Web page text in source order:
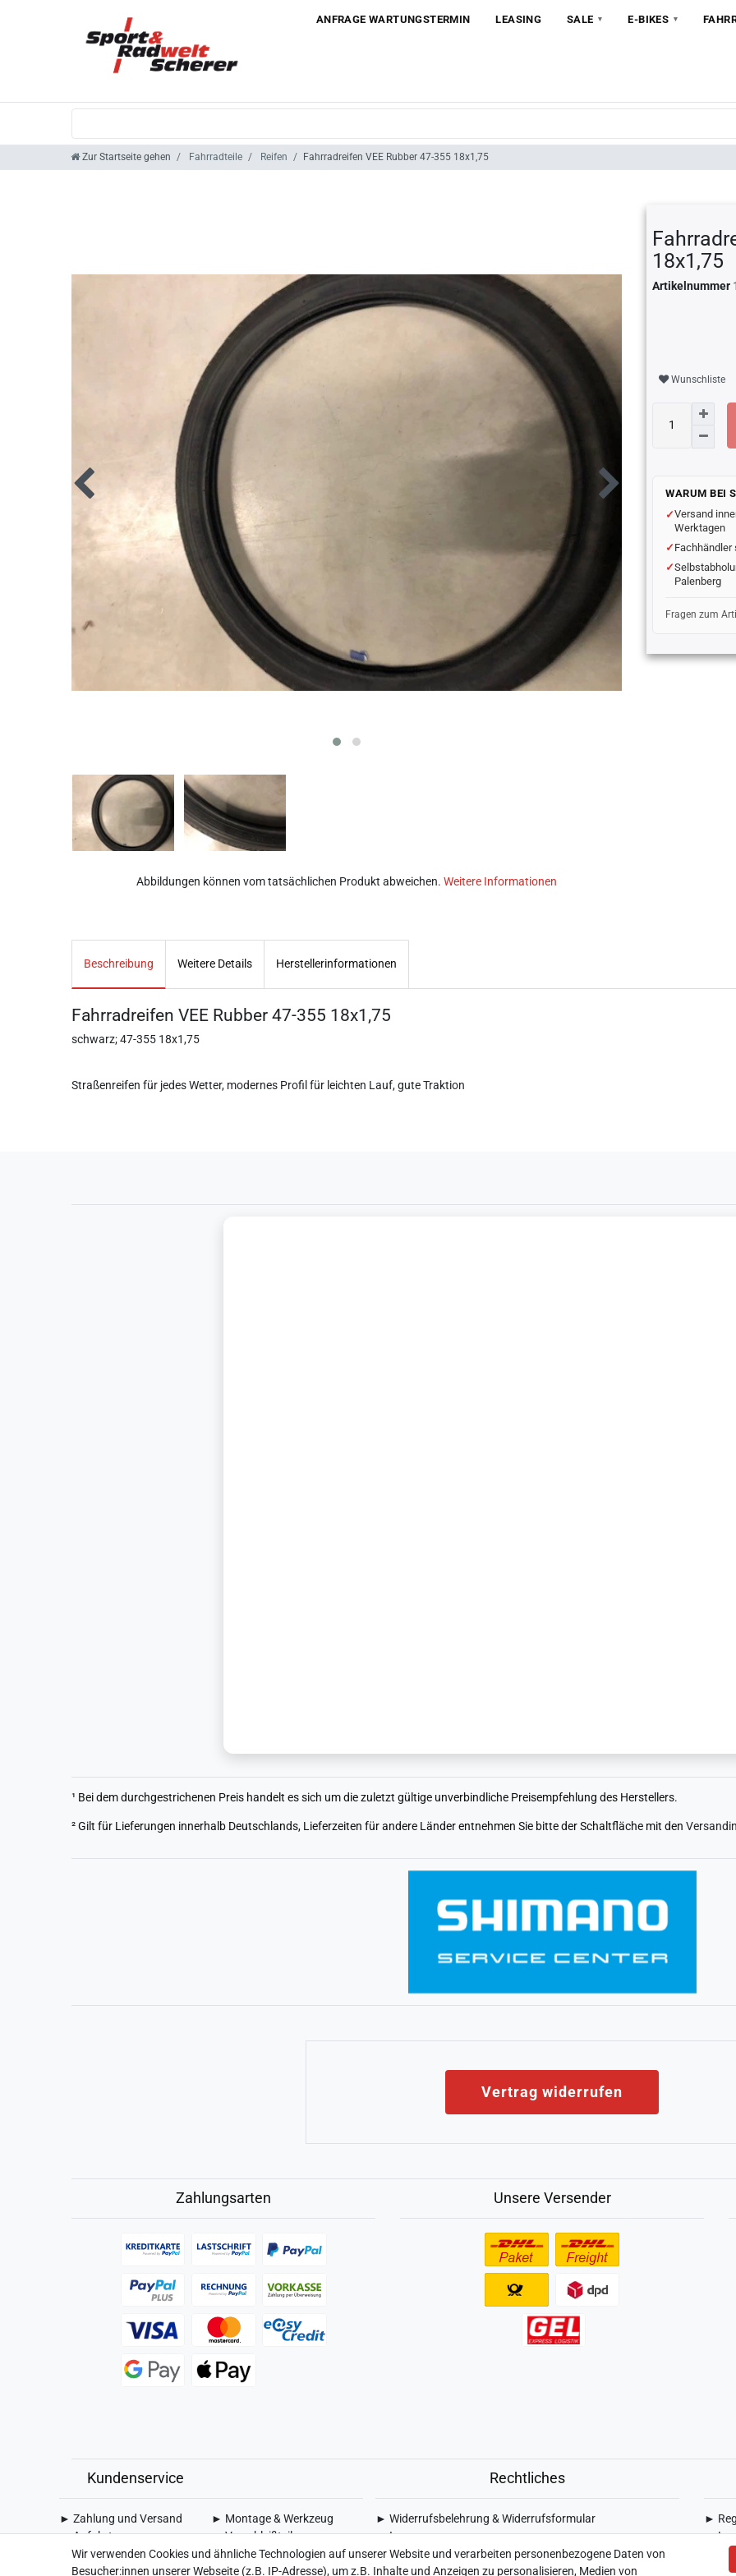
ANFRAGE WARTUNGSTERMIN LEASING SALE E-BIKES
Zur Startseite gehen Fahrradteile Reifen Fahrradreifen VEE Rubber 47-355 18x1,75
Abbildungen können vom tatsächlichen Produkt abweichen. Weitere Informationen
18x1,75
Artikelnummer
Wunschliste
WARUM BEI
Versand
Werktagen
Fachhändler
Palenberg
Fragen zum
Beschreibung Weitere Details Herstellerinformationen
Fahrradreifen VEE Rubber 47-355 18x1,75
schwarz; 47-355 18x1,75
Straßenreifen für jedes Wetter, modernes Profil für leichten Lauf, gute Traktion
¹ Bei dem durchgestrichenen Preis handelt es sich um die zuletzt gültige unverbindliche Preisempfehlung des Herstellers.
² Gilt für Lieferungen innerhalb Deutschlands, Lieferzeiten für andere Länder entnehmen Sie bitte der Schaltfläche mit den
Vertrag widerrufen
Zahlungsarten Unsere Versender
Kundenservice
► Zahlung und Versand
► Anfahrt
► Über uns
► Montage & Werkzeug
► Verschleißteile
► Akku & Reichweiten
Rechtliches
► Widerrufsbelehrung & Widerrufsformular
► Impressum
► Daten­schutz­erklärung
► AGB & Kundeninformation
►
►
►
Wir verwenden Cookies und ähnliche Technologien auf unserer Website und verarbeiten personenbezogene Daten von
Besucher:innen unserer Webseite (z.B. IP-Adresse), um z.B. Inhalte und Anzeigen zu personalisieren, Medien von